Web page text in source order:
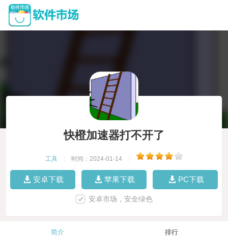
快橙加速器打不开了
工具 时间：2024-01-14
安卓下载 苹果下载 PC下载
安卓市场，安全绿色
简介 排行